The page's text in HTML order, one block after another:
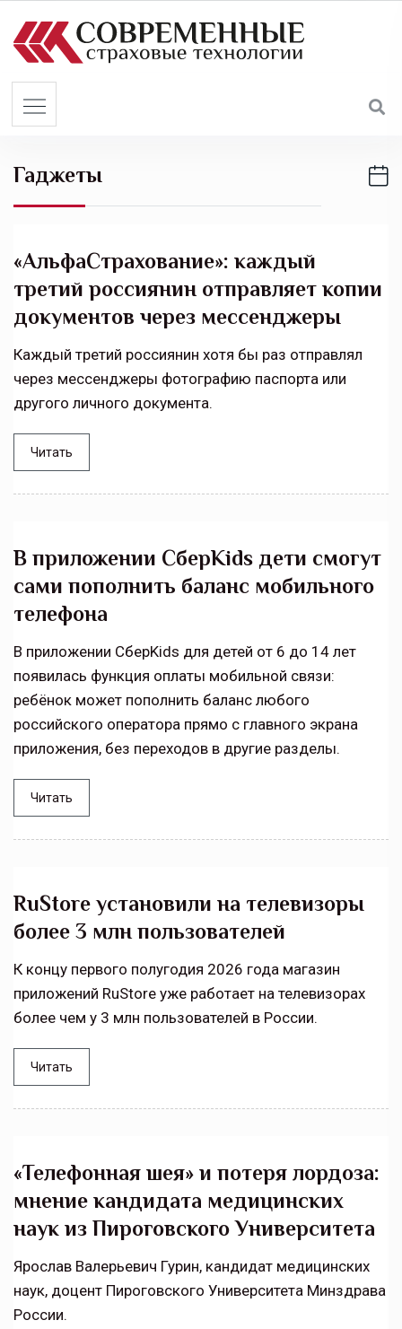
Гаджеты
«АльфаСтрахование»: каждый
третий россиянин отправляет копии
документов через мессенджеры
Каждый третий россиянин хотя бы раз отправлял
через мессенджеры фотографию паспорта или
другого личного документа.
Читать
В приложении СберKids дети смогут
сами пополнить баланс мобильного
телефона
В приложении СберKids для детей от 6 до 14 лет
появилась функция оплаты мобильной связи:
ребёнок может пополнить баланс любого
российского оператора прямо с главного экрана
приложения, без переходов в другие разделы.
Читать
RuStore установили на телевизоры
более 3 млн пользователей
К концу первого полугодия 2026 года магазин
приложений RuStore уже работает на телевизорах
более чем у 3 млн пользователей в России.
Читать
«Телефонная шея» и потеря лордоза:
мнение кандидата медицинских
наук из Пироговского Университета
Ярослав Валерьевич Гурин, кандидат медицинских
наук, доцент Пироговского Университета Минздрава
России.